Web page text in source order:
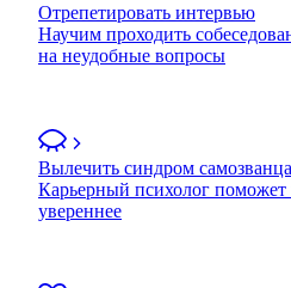
Отрепетировать интервью
Научим проходить
на неудобные вопросы
Вылечить синдром самозванца
Карьерный психолог поможет
увереннее